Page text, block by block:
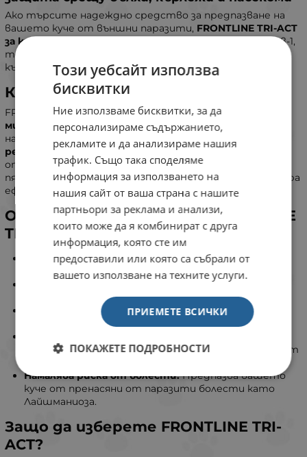
Ако търсите надеждно средство за предпазване на
вашето куче от външни паразити, FRONTLINE TRI-ACT
за кучета
е идеалният избор. С уникална формула 3-в-1,
този продукт осигурява мощна защита срещу бълхи,
кърлежи, комари и мухи за цели 4 седмици.
Как работи FRONTLINE TRI-ACT?
FRONTLINE TRI-ACT започва да убива бълхите само
минути
след приложение и кърлежите1 час
нанасяне. Продуктът предлага
репелентен ефектза период от 30 дни, като
отблъсква и елиминира кърлежи, комари, хапещи и
пясъчни мухи. Водоустойчивата му формула гарантира
ефективност дори след намокряне.
Основни предимства на FRONTLINE
TRI-ACT
Бързо действие:Убива бълхите за 5 минути и
кърлежите за 1 час.
30-дневна защита с
репелентен ефект.
Водоустойчивост:Ефективен дори след
преди те да снесат яйца, предпазвайки дома ви от
Намалява риска от болести:Предпазва вашето
куче от пренасяни от паразити болести като
Лайшманиоза.
Защо да изберете FRONTLINE TRI-
ACT?
Този уебсайт използва
бисквитки
Ние използваме бисквитки, за да
персонализираме съдържанието,
рекламите и да анализираме нашия
трафик. Също така споделяме
информация за използването на
нашия сайт от ваша страна с нашите
партньори за реклама и анализи,
които може да я комбинират с друга
информация, която сте им
предоставили или която са събрали от
вашето използване на техните услуги.
ПРИЕМЕТЕ ВСИЧКИ
ПОКАЖЕТЕ ПОДРОБНОСТИ